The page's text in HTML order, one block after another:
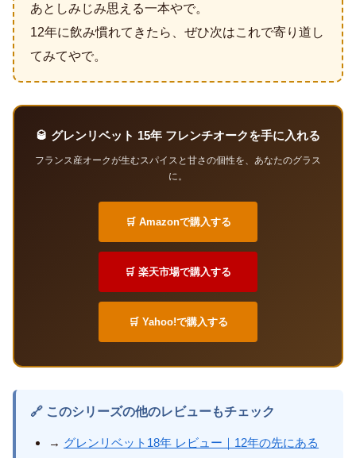
あとしみじみ思える一本やで。
12年に飲み慣れてきたら、ぜひ次はこれで寄り道し
てみてやで。
🥃 グレンリベット 15年 フレンチオークを手に入れる
フランス産オークが生むスパイスと甘さの個性を、あなたのグラス
に。
🛒 Amazonで購入する
🛒 楽天市場で購入する
🛒 Yahoo!で購入する
🔗 このシリーズの他のレビューもチェック
→ グレンリベット18年 レビュー｜12年の先にある